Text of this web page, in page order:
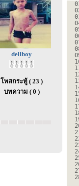
dellboy
โพสกระทู้ ( 23 )
บทความ ( 0 )